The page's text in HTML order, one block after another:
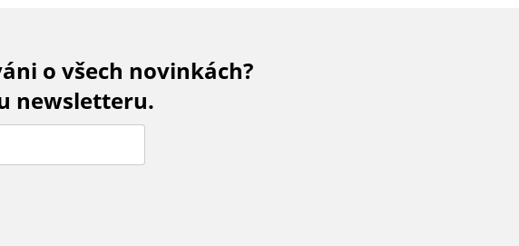
o všech novinkách?
newsletteru.